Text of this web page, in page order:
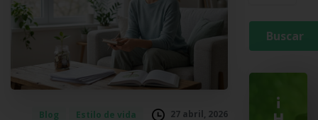
Blog Estilo de vida 27 abril, 2026
¡